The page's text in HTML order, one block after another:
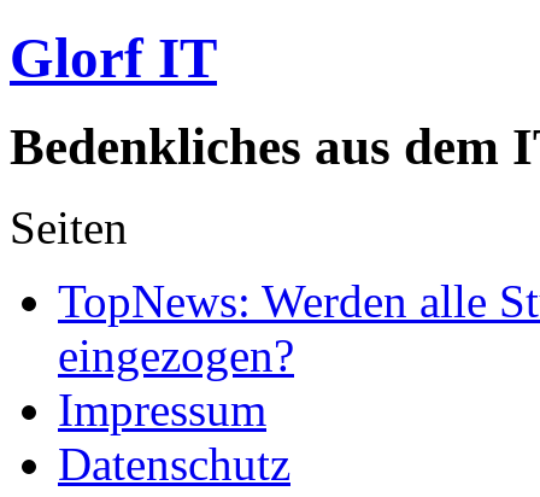
Glorf IT
Bedenkliches aus dem
Seiten
TopNews: Werden alle
eingezogen?
Impressum
Datenschutz